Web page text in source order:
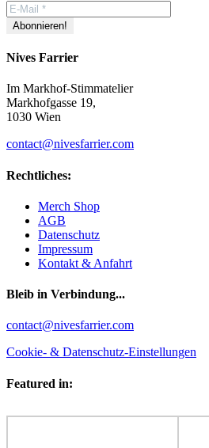
Nives Farrier
Im Markhof-Stimmatelier
Markhofgasse 19,
1030 Wien
contact@nivesfarrier.com
Rechtliches:
Merch Shop
AGB
Datenschutz
Impressum
Kontakt & Anfahrt
Bleib in Verbindung...
Facebook
YouTube
Instagram
contact@nivesfarrier.com
Cookie- & Datenschutz-Einstellungen
Featured in: